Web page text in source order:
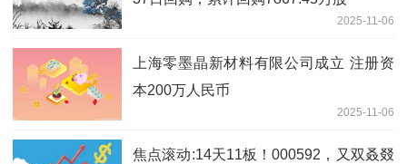
2025-11-06
上海零墨晶新材料有限公司成立 注册资
本200万人民币
2025-11-06
焦点滚动:14天11板！000592，又双叒叕